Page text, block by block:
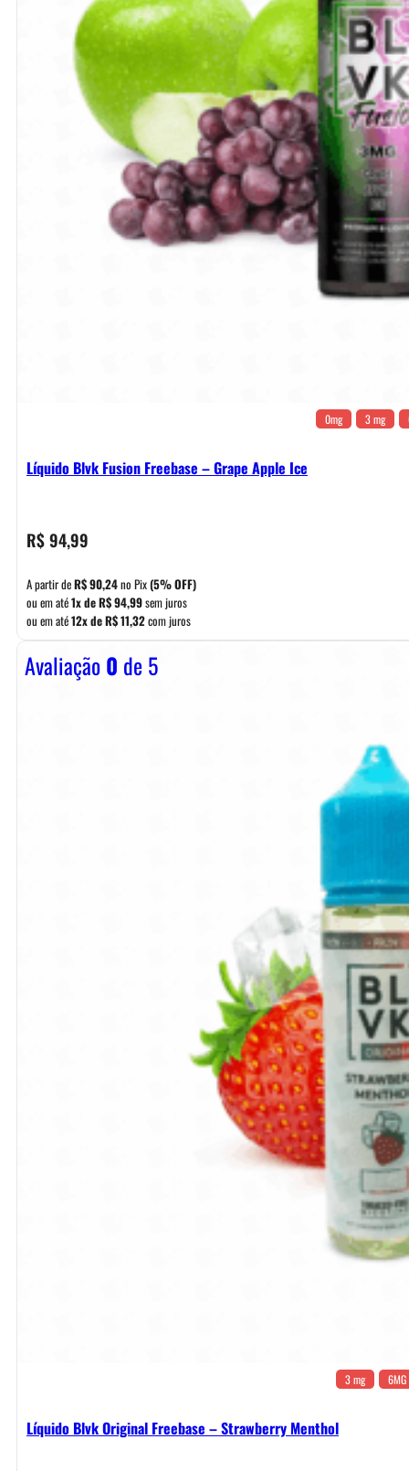
0mg 3 mg
Líquido Blvk Fusion Freebase – Grape Apple Ice
R$94,99
A partir deR$90,24no Pix(5% OFF)
ou em até1x deR$94,99sem juros
ou em até12x deR$11,32com juros
Avaliação0 de 5
3 mg 6MG
Líquido Blvk Original Freebase – Strawberry Menthol